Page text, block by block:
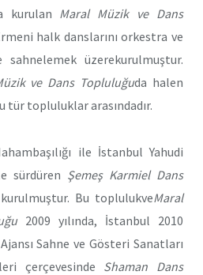
kurulan Maral Müzik ve Dans
halk danslarını orkestra ve
üzerekurulmuştur.
ve Dans Topluluğuda halen
tür topluluklar arasındadır.
ile İstanbul Yahudi
sürdüren Şemeş Karmiel Dans
Bu toplulukveMaral
2009 yılında, İstanbul 2010
Sahne ve Gösteri Sanatları
çerçevesinde Shaman Dans